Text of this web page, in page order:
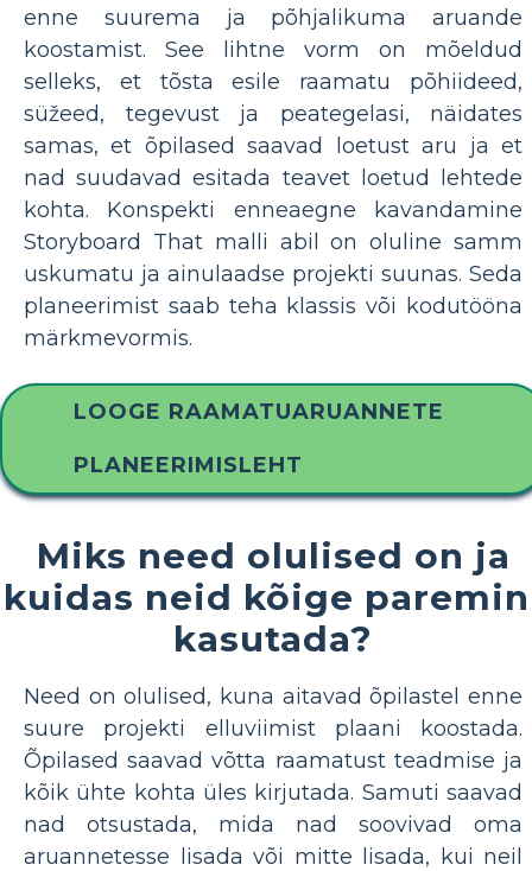
enne suurema ja põhjalikuma aruande
koostamist. See lihtne vorm on mõeldud
selleks, et tõsta esile raamatu põhiideed,
süžeed, tegevust ja peategelasi, näidates
samas, et õpilased saavad loetust aru ja et
nad suudavad esitada teavet loetud lehtede
kohta. Konspekti enneaegne kavandamine
Storyboard That malli abil on oluline samm
uskumatu ja ainulaadse projekti suunas. Seda
planeerimist saab teha klassis või kodutööna
märkmevormis.
LOOGE RAAMATUARUANNETE
PLANEERIMISLEHT
Miks need olulised on ja
kuidas neid kõige
kasutada?
Need on olulised, kuna aitavad õpilastel enne
suure projekti elluviimist plaani koostada.
Õpilased saavad võtta raamatust teadmise ja
kõik ühte kohta üles kirjutada. Samuti saavad
nad otsustada, mida nad soovivad oma
aruannetesse lisada või mitte lisada, kui neil